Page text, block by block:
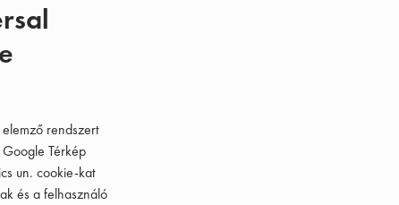
rendszert
Térkép
un. cookie-kat
és a felhasználó